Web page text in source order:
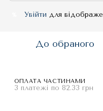
Увійти для
До обраного
ОПЛАТА ЧАСТИНАМИ
3 платежі по 82.33 грн